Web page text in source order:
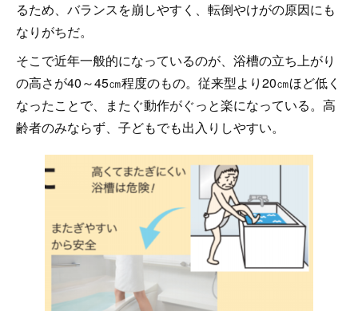
るため、バランスを崩しやすく、転倒やけがの原因にも
なりがちだ。
そこで近年一般的になっているのが、浴槽の立ち上がり
の高さが40～45㎝程度のもの。従来型より20㎝ほど低く
なったことで、またぐ動作がぐっと楽になっている。高
齢者のみならず、子どもでも出入りしやすい。